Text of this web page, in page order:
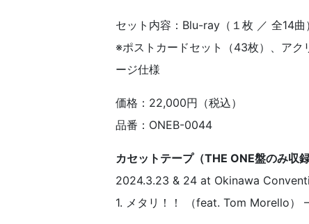
セット内容：Blu-ray（１枚 ／ 全14
※ポストカードセット（43枚）、アク
ージ仕様
価格：22,000円（税込）
品番：ONEB-0044
カセットテープ（THE ONE盤のみ収
2024.3.23 & 24 at Okinawa
1. メタリ！！ （feat. Tom Morello）